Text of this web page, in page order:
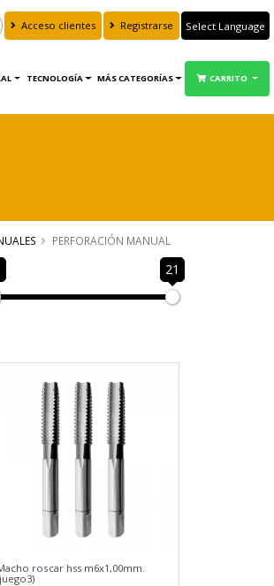
Acceso clientes Registrarse
Translate
TECNOLOGÍA MÁS CATEGORÍAS CARRITO
PERFORACIÓN MANUAL
21
roscar hss m6x1,00mm.